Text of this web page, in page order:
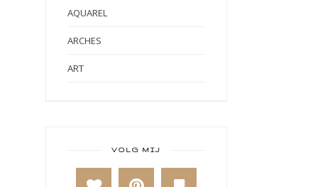
AQUAREL
ARCHES
ART
BAKKEN
VOLG MIJ